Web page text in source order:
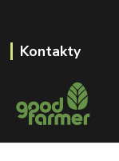
Kontakty